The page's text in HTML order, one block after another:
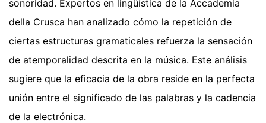
sonoridad. Expertos en lingüística de la Accademia
della Crusca han analizado cómo la repetición de
ciertas estructuras gramaticales refuerza la sensación
de atemporalidad descrita en la música. Este análisis
sugiere que la eficacia de la obra reside en la perfecta
unión entre el significado de las palabras y la cadencia
de la electrónica.